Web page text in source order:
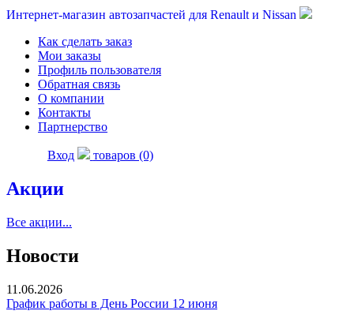
Интернет-магазин автозапчастей для Renault и Nissan
Как сделать заказ
Мои заказы
Профиль пользователя
Обратная связь
О компании
Контакты
Партнерство
Вход товаров (0)
Акции
Все акции...
Новости
11.06.2026
График работы в День России 12 июня